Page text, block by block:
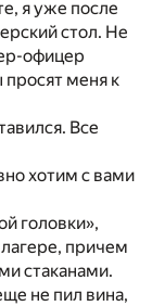
я уже после
стол. Не
офицер
меня к
Все
хотим с вами
головки»,
причем
стаканами.
не пил вина,